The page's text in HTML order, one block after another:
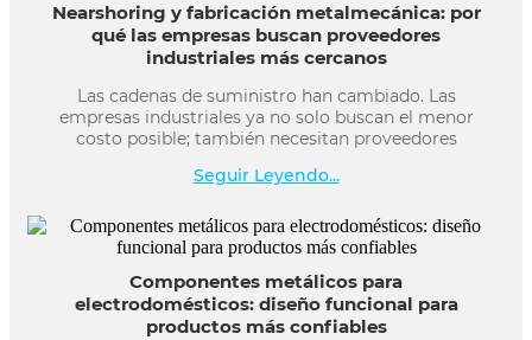
Nearshoring y fabricación metalmecánica: por
qué las empresas buscan proveedores
industriales más cercanos
Las cadenas de suministro han cambiado. Las
empresas industriales ya no solo buscan el menor
costo posible; también necesitan proveedores
Seguir Leyendo...
Componentes metálicos para
electrodomésticos: diseño funcional para
productos más confiables